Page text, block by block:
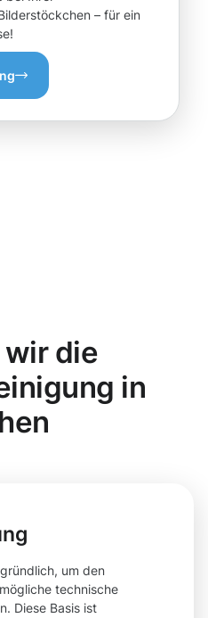
– für ein
die
in
um den
technische
Diese Basis ist